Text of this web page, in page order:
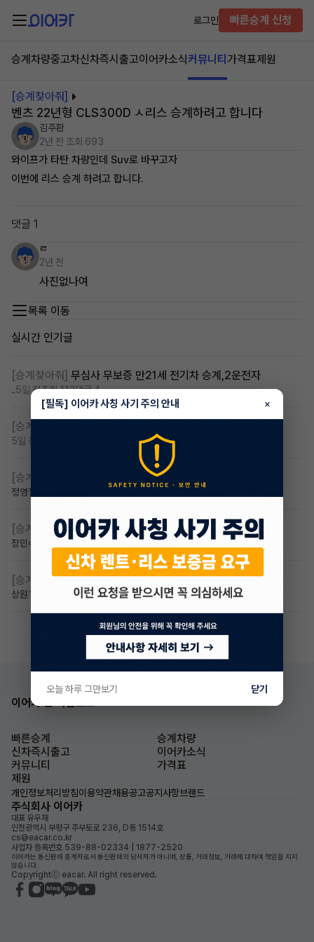
로그인 빠른승계 신청
승계차량중고차신차즉시출고이어카소식커뮤니티 가격표제원
[승계찾아줘]
벤츠 22년형 CLS300D ㅅ리스 승계하려고 합니다
김주환
2년 전 조회 693
와이프가 타탄 차량인데 Suv로 바꾸고자
이번에 리스 승계 하려고 합니다.
댓글 1
ㄹ
2년 전
사진없나여
목록 이동
실시간 인기글
[승계찾아줘] 무심사 무보증 만21세 전기차 승계,2운전자
..5일 전조회 112댓글 4
[승계찾아줘]
5일 전
[승계찾아줘] 무심사 차량구해요
정영철
[승계찾아줘] 만 23세 무심사
장민수 조회 50댓글 1
[승계찾아줘] 만24세 무보증 승계 구합니다
상원1일 전 조회 42 댓글 2
이어카 앱 다운로드
빠른승계
승계차량
신차즉시출고
이어카소식
커뮤니티
가격표
제원
개인정보처리방침이용약관채용공고공지사항브랜드
주식회사 이어카
대표 유우재
인천광역시 부평구 주부토로 236, D동 1514호
cs@eacar.co.kr
사업자 등록번호 539-88-02334 | 1877-2520
이어카는 통신판매 중개자로서 통신판매의 당사자가 아니며, 상품, 거래정보, 거래에 대하여 책임을 지지
않습니다.
Copyrightⓒ eacar. All right reserved.
[필독] 이어카 사칭 사기 주의 안내 ×
오늘 하루 그만보기 닫기